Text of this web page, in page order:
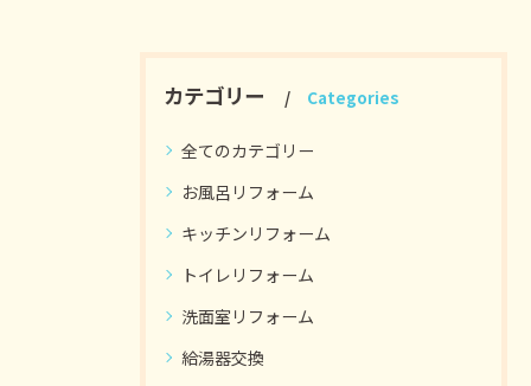
カテゴリー Categories
全てのカテゴリー
お風呂リフォーム
キッチンリフォーム
トイレリフォーム
洗面室リフォーム
給湯器交換